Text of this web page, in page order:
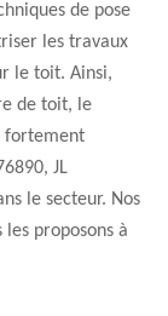
de pose
les travaux
le toit. Ainsi,
de toit, le
fortement
JL
le secteur. Nos
proposons à